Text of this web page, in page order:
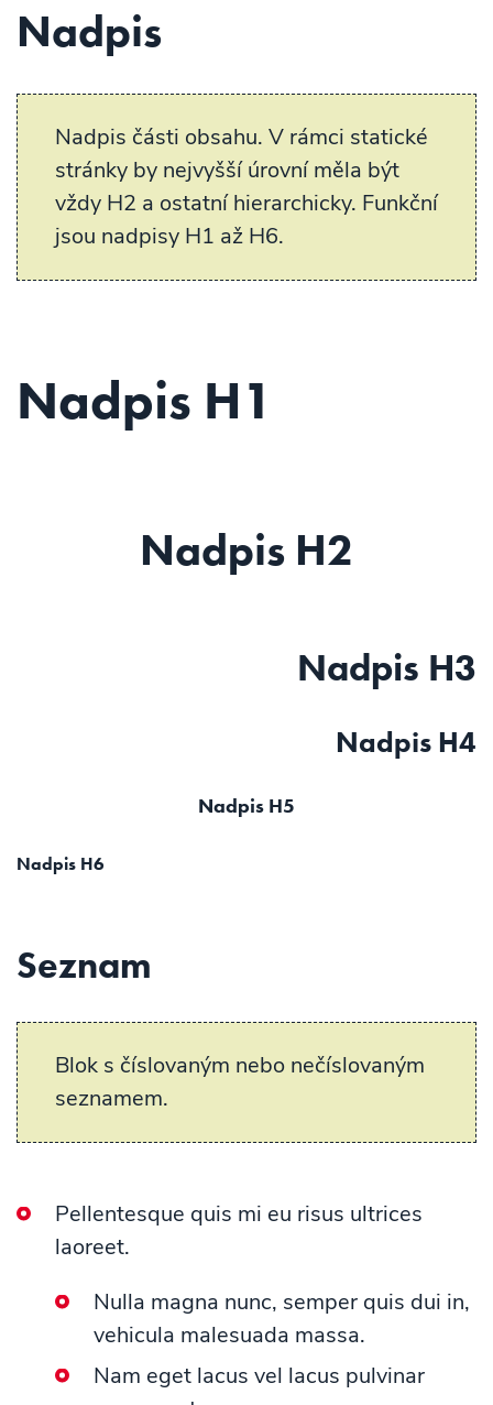
Nadpis
Nadpis části obsahu. V rámci statické
stránky by nejvyšší úrovní měla být
vždy H2 a ostatní hierarchicky. Funkční
jsou nadpisy H1 až H6.
Nadpis H1
Nadpis H2
Nadpis H3
Nadpis H4
Nadpis H5
Nadpis H6
Seznam
Blok s číslovaným nebo nečíslovaným
seznamem.
Pellentesque quis mi eu risus ultrices
laoreet.
Nulla magna nunc, semper quis dui in,
vehicula malesuada massa.
Nam eget lacus vel lacus pulvinar